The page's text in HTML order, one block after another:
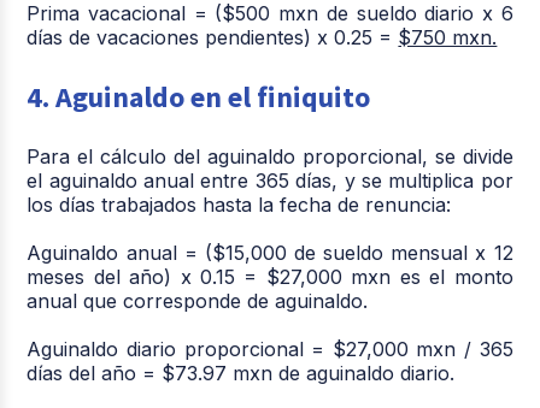
Prima vacacional = ($500 mxn de sueldo diario x 6
días de vacaciones pendientes) x 0.25 = $750 mxn.
4. Aguinaldo en el finiquito
Para el cálculo del aguinaldo proporcional, se divide
el aguinaldo anual entre 365 días, y se multiplica por
los días trabajados hasta la fecha de renuncia:
Aguinaldo anual = ($15,000 de sueldo mensual x 12
meses del año) x 0.15 = $27,000 mxn es el monto
anual que corresponde de aguinaldo.
Aguinaldo diario proporcional = $27,000 mxn / 365
días del año = $73.97 mxn de aguinaldo diario.